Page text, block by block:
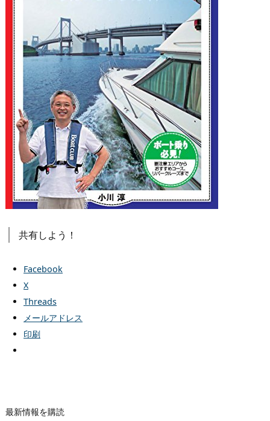
共有しよう！
Facebook
X
Threads
メールアドレス
印刷
最新情報を購読